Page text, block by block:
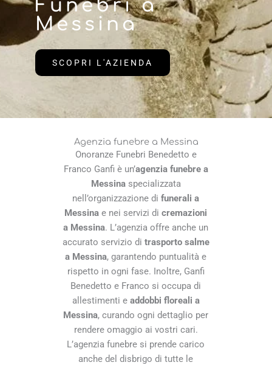
Funebri a
Messina
SCOPRI L'AZIENDA
Agenzia funebre a Messina
Onoranze Funebri Benedetto e
Franco Ganfi è un’agenzia funebre a
Messinaspecializzata
nell’organizzazione difunerali a
Messina e nei servizi dicremazioni
a Messina. L’agenzia offre anche un
accurato servizio di trasporto salme
a Messina, garantendo puntualità e
rispetto in ogni fase. Inoltre, Ganfi
Benedetto e Franco si occupa di
allestimenti e addobbi floreali a
Messina, curando ogni dettaglio per
rendere omaggio ai vostri cari.
L’agenzia funebre si prende carico
anche del disbrigo di tutte le